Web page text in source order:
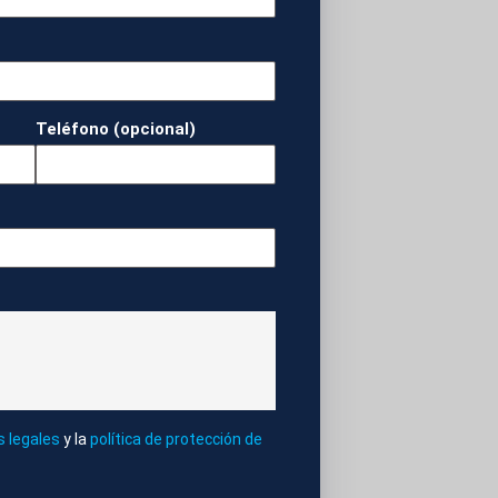
Teléfono (opcional)
legales y la política de protección de
VASCO.
Y ADICCIONES